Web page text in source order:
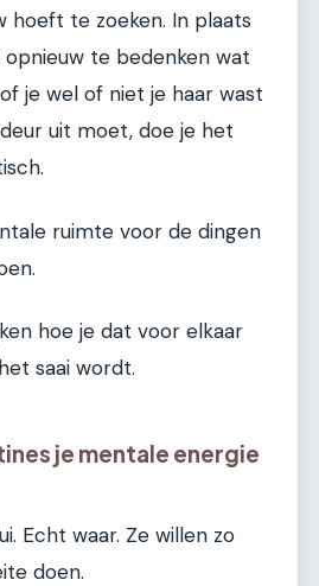
hoeft te zoeken. In plaats
te bedenken wat
je wel of niet je haar wast
uit moet, doe je het
ruimte voor de dingen
hoe je dat voor elkaar
saai wordt.
je mentale energie
Echt waar. Ze willen zo
doen.